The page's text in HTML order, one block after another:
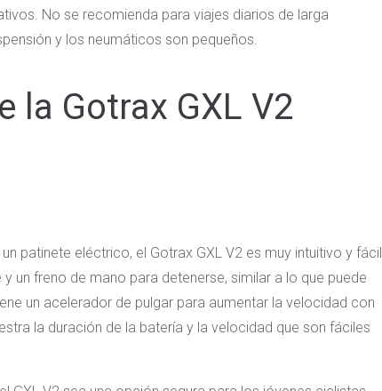
No se recomienda para viajes diarios de larga
y los neumáticos son pequeños.
la Gotrax GXL V2
patinete eléctrico, el Gotrax GXL V2 es muy intuitivo y fácil
un freno de mano para detenerse, similar a lo que puede
un acelerador de pulgar para aumentar la velocidad con
la duración de la batería y la velocidad que son fáciles